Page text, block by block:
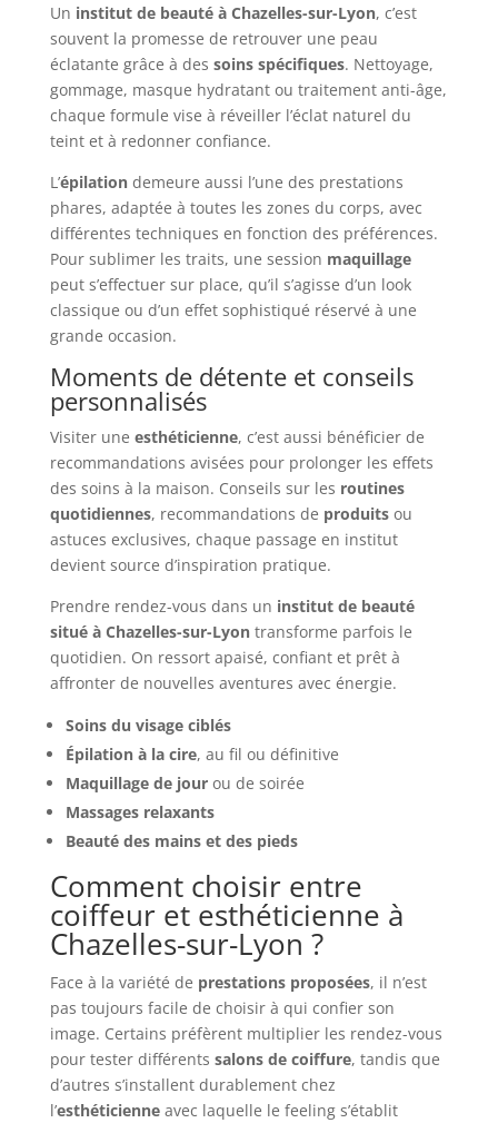
Un institut de beauté à Chazelles-sur-Lyon, c’est
souvent la promesse de retrouver une peau
éclatante grâce à des soins spécifiques. Nettoyage,
gommage, masque hydratant ou traitement anti-âge,
chaque formule vise à réveiller l’éclat naturel du
teint et à redonner confiance.
L’épilationdemeure aussi l’une des prestations
phares, adaptée à toutes les zones du corps, avec
différentes techniques en fonction des préférences.
Pour sublimer les traits, une session maquillage
peut s’effectuer sur place, qu’il s’agisse d’un look
classique ou d’un effet sophistiqué réservé à une
grande occasion.
Moments de détente et conseils
personnalisés
Visiter une esthéticienne, c’est aussi bénéficier de
recommandations avisées pour prolonger les effets
des soins à la maison. Conseils sur les routines
quotidiennes, recommandations de produitsou
astuces exclusives, chaque passage en institut
devient source d’inspiration pratique.
Prendre rendez-vous dans un institut de beauté
situé à Chazelles-sur-Lyontransforme parfois le
quotidien. On ressort apaisé, confiant et prêt à
affronter de nouvelles aventures avec énergie.
Soins du visage ciblés
Épilation à la cire, au fil ou définitive
Maquillage de jourou de soirée
Massages relaxants
Beauté des mains et des pieds
Comment choisir entre
coiffeur et esthéticienne à
Chazelles-sur-Lyon ?
Face à la variété de prestations proposées, il n’est
pas toujours facile de choisir à qui confier son
image. Certains préfèrent multiplier les rendez-vous
pour tester différents salons de coiffure, tandis que
d’autres s’installent durablement chez
l’esthéticienneavec laquelle le feeling s’établit